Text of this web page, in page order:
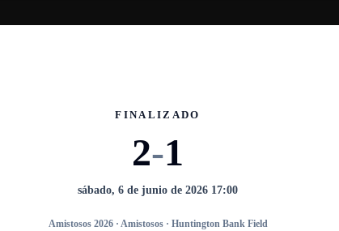
FINALIZADO
2-1
sábado, 6 de junio de 2026 17:00
Amistosos 2026 · Amistosos · Huntington Bank Field